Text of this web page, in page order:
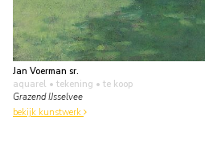
Jan Voerman sr.
aquarel • tekening • te koop
Grazend IJsselvee
bekijk kunstwerk